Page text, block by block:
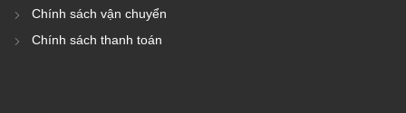
Chính sách vận chuyển
Chính sách thanh toán